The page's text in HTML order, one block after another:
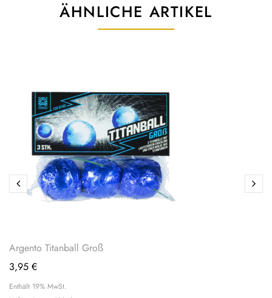
ÄHNLICHE ARTIKEL
Argento Titanball Groß
3,95 €
Enthält 19% MwSt.